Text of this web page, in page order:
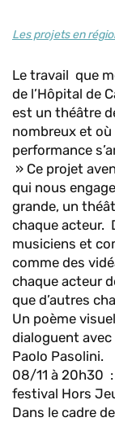
Les projets en
Le travail que
de l’Hôpital de
est un théâtre
nombreux et
performance
» Ce projet
qui nous
grande, un
chaque acteur.
musiciens et
comme des
chaque acteur
que d’autres
Un poème
dialoguent
Paolo Pasolini.
08/11 à 20h30
festival Hors
Dans le cadre